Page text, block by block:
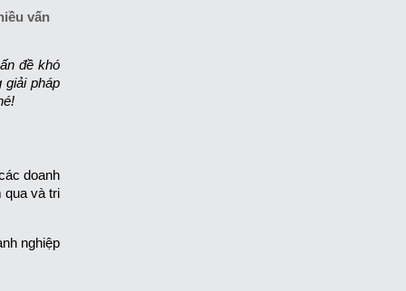
vấn
đề khó
pháp
doanh
qua và tri
nghiệp